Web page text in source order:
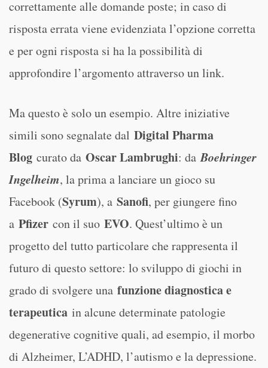
correttamente alle domande poste; in caso di
risposta errata viene evidenziata l’opzione corretta
e per ogni risposta si ha la possibilità di
approfondire l’argomento attraverso un link.
Ma questo è solo un esempio. Altre iniziative
simili sono segnalate dal Digital Pharma
Blog curato da Oscar Lambrughi: daBoehringer
Ingelheim, la prima a lanciare un gioco su
Facebook (Syrum), a Sanofi, per giungere fino
a Pfizer con il suo EVO. Quest’ultimo è un
progetto del tutto particolare che rappresenta il
futuro di questo settore: lo sviluppo di giochi in
grado di svolgere una funzione diagnostica e
terapeutica in alcune determinate patologie
degenerative cognitive quali, ad esempio, il morbo
di Alzheimer, L’ADHD, l’autismo e la depressione.